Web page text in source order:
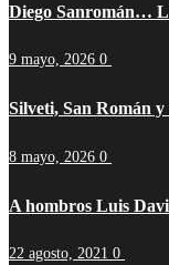
Diego Sanromán…
9 mayo, 2026 0
Silveti, San Román y
8 mayo, 2026 0
A hombros Luis
22 agosto, 2021 0